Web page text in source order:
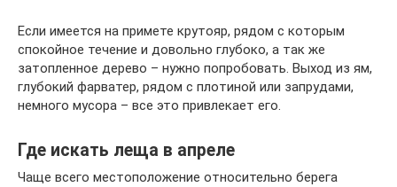
Если имеется на примете крутояр, рядом с которым
спокойное течение и довольно глубоко, а так же
затопленное дерево – нужно попробовать. Выход из ям,
глубокий фарватер, рядом с плотиной или запрудами,
немного мусора – все это привлекает его.
Где искать леща в апреле
Чаще всего местоположение относительно берега